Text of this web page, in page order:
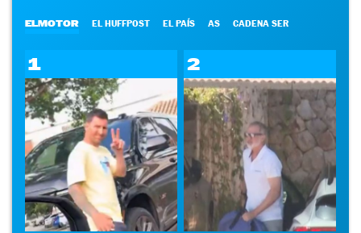
ELMOTOR EL HUFFPOST EL PAÍS AS CADENA SER
1 2